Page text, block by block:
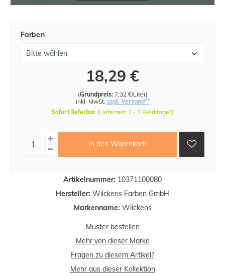
Artikelnummer: 10371100080
Hersteller: Wilckens Farben GmbH
Markenname: Wilckens
Farben
18,29 €
(Grundpreis: 7,32 €/Liter)
inkl. MwSt. zzgl. Versand**
Sofort lieferbar (Lieferzeit: 1 - 3 Werktage*)
In den Warenkorb
Muster bestellen
Mehr von dieser Marke
Fragen zu diesem Artikel?
Mehr aus dieser Kollektion